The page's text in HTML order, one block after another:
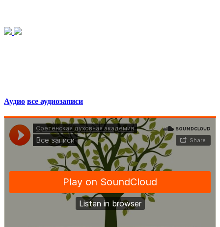
Аудио все аудиозаписи